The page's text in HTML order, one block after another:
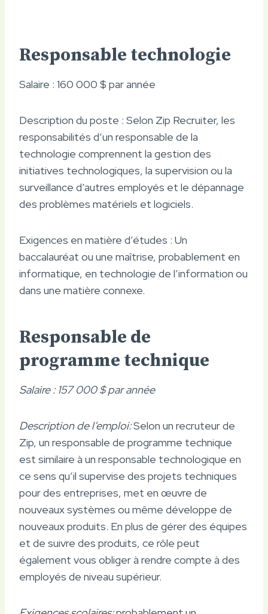
Responsable technologie
Salaire : 160 000 $ par année
Description du poste : Selon Zip Recruiter, les
responsabilités d’un responsable de la
technologie comprennent la gestion des
initiatives technologiques, la supervision ou la
surveillance d’autres employés et le dépannage
des problèmes matériels et logiciels.
Exigences en matière d’études : Un
baccalauréat ou une maîtrise, probablement en
informatique, en technologie de l’information ou
dans une matière connexe.
Responsable de
programme technique
Salaire : 157 000 $ par année
Description de l’emploi:Selon un recruteur de
Zip, un responsable de programme technique
est similaire à un responsable technologique en
ce sens qu’il supervise des projets techniques
pour des entreprises, met en œuvre de
nouveaux systèmes ou même développe de
nouveaux produits. En plus de gérer des équipes
et de suivre des produits, ce rôle peut
également vous obliger à rendre compte à des
employés de niveau supérieur.